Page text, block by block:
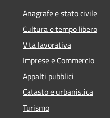
Anagrafe e stato civile
Cultura e tempo libero
Vita lavorativa
Imprese e Commercio
Appalti pubblici
Catasto e urbanistica
Turismo